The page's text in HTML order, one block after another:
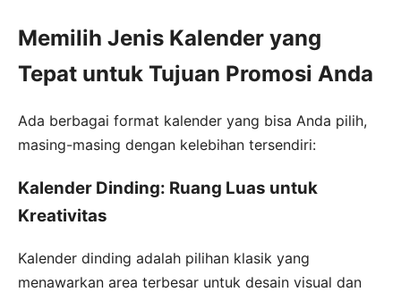
Memilih Jenis Kalender yang
Tepat untuk Tujuan Promosi Anda
Ada berbagai format kalender yang bisa Anda pilih,
masing-masing dengan kelebihan tersendiri:
Kalender Dinding: Ruang Luas untuk
Kreativitas
Kalender dinding adalah pilihan klasik yang
menawarkan area terbesar untuk desain visual dan